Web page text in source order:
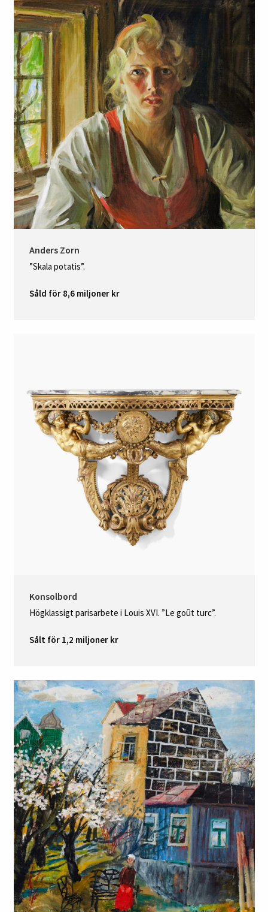
Anders Zorn
”Skala potatis”.
Såld för 8,6 miljoner kr
Konsolbord
Högklassigt parisarbete i Louis XVI. ”Le goût turc”.
Sålt för 1,2 miljoner kr